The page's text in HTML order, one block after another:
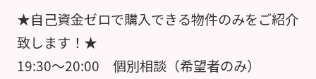
★自己資金ゼロで購入できる物件のみをご紹介
致します！★
19:30～20:00 個別相談（希望者のみ）